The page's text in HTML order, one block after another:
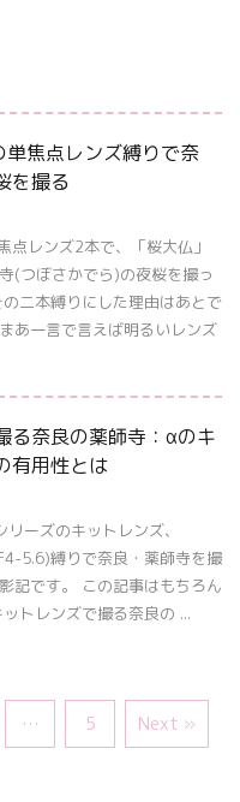
焦点レンズ縛りで奈
を撮る
点レンズ2本で、「桜大仏」
(つぼさかでら)の夜桜を撮っ
二本縛りにした理由はあとで
あ一言で言えば明るいレンズ
る奈良の薬師寺：αのキ
有用性とは
ーズのキットレンズ、
5.6)縛りで奈良・薬師寺を撮
記です。 この記事はもちろん
トレンズで撮る奈良の ...
… 5 Next »